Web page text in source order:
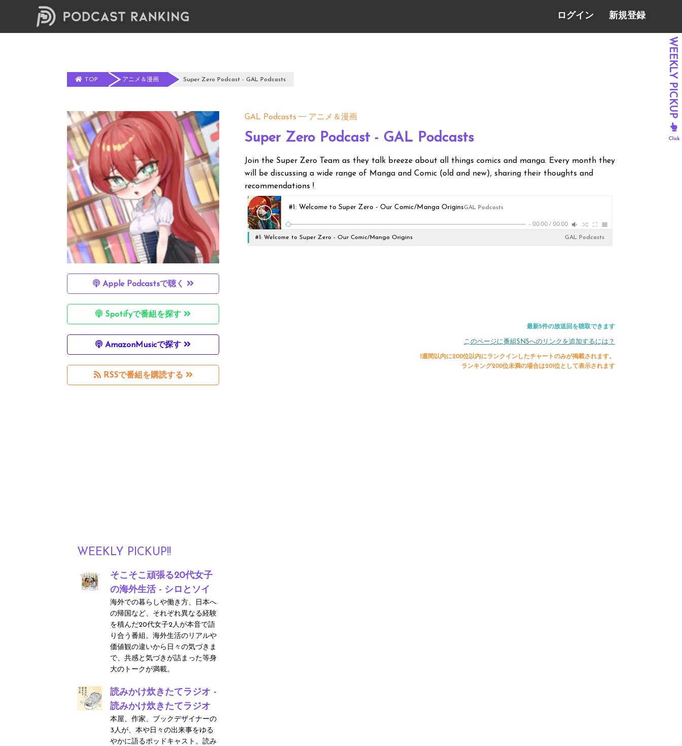
ログイン 新規登録
TOP アニメ＆漫画 Super Zero Podcast - GAL Podcasts
Apple Podcastsで聴く
Spotifyで番組を探す
AmazonMusicで探す
RSSで番組を購読する
WEEKLY PICKUP!!
そこそこ頑張る20代女子
の海外生活 - シロとソイ
海外での暮らしや働き方、日本へ
の帰国など、それぞれ異なる経験
を積んだ20代女子2人が本音で語
り合う番組。海外生活のリアルや
価値観の違いから日々の気づきま
で、共感と気づきが詰まった等身
大のトークが満載。
読みかけ炊きたてラジオ -
読みかけ炊きたてラジオ
本屋、作家、ブックデザイナーの
3人が、本や日々の出来事をゆる
やかに語るポッドキャスト。読み
GAL Podcasts アニメ＆漫画
Super Zero Podcast - GAL Podcasts
Join the Super Zero Team as they talk breeze about all things comics and manga. Every month they
will be discussing a wide range of Manga and Comic (old and new), sharing their thoughts and
recommendations !
#1: Welcome to Super Zero - Our Comic/Manga OriginsGAL Podcasts
- 00:00 / 00:00
#1: Welcome to Super Zero - Our Comic/Manga Origins GAL Podcasts
最新5件の放送回を聴取できます
このページに番組SNSへのリンクを追加するには？
1週間以内に200位以内にランクインしたチャートのみが掲載されます。
ランキング200位未満の場合は201位として表示されます